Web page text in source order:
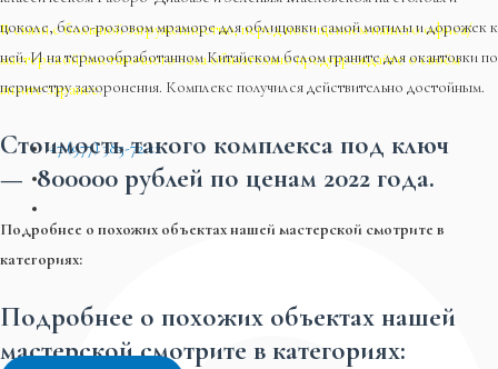
В связи с большой загруженностью, перед посещением нашего офиса/
мастерской/выставочного зала обязательно предупреждайте о своём
визите заранее.
+7 (977) 385-72-12
цоколе, бело-розовом мраморе для облицовки самой могилы и дорожек к
ней. И на термообработанном Китайском белом граните для окантовки по
периметру захоронения. Комплекс получился действительно достойным.
Стоимость такого комплекса под ключ
—800000 рублей по ценам 2022 года.
Подробнее о похожих объектах нашей мастерской смотрите в
категориях:
Подробнее о похожих объектах нашей
мастерской смотрите в категориях: